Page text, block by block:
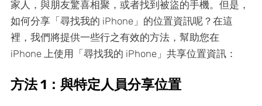
家人，與朋友驚喜相聚，或者找到被盜的手機。但是，
如何分享「尋找我的 iPhone」的位置資訊呢？在這
裡，我們將提供一些行之有效的方法，幫助您在
iPhone 上使用「尋找我的 iPhone」共享位置資訊：
方法 1：與特定人員分享位置